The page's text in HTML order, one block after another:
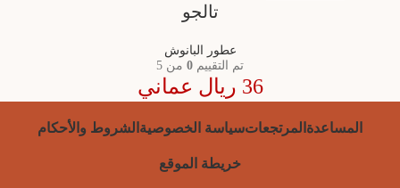
تالجو
عطور البانوش
تم التقييم 0 من 5
36 ريال عماني
المساعدة المرتجعاتسياسة الخصوصية الشروط والأحكام
خريطة الموقع